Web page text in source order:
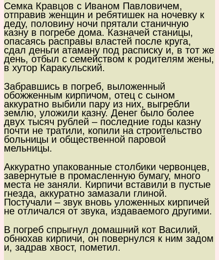
Семка Кравцов с Иваном Павловичем,
отправив женщин и ребятишек на ночевку к
деду, половину ночи прятали станичную
казну в погребе дома. Казначей станицы,
опасаясь расправы властей после круга,
сдал деньги атаману под расписку и, в тот же
день, отбыл с семейством к родителям жены,
в хутор Каракульский.
Забравшись в погреб, выложенный
обожженным кирпичом, отец с сыном
аккуратно выбили пару из них, выгребли
землю, уложили казну. Денег было более
двух тысяч рублей – последние годы казну
почти не тратили, копили на строительство
больницы и общественной паровой
мельницы.
Аккуратно упакованные столбики червонцев,
завернутые в промасленную бумагу, много
места не заняли. Кирпичи вставили в пустые
гнезда, аккуратно замазали глиной.
Постучали – звук вновь уложенных кирпичей
не отличался от звука, издаваемого другими.
В погреб спрыгнул домашний кот Василий,
обнюхав кирпичи, он повернулся к ним задом
и, задрав хвост, пометил.